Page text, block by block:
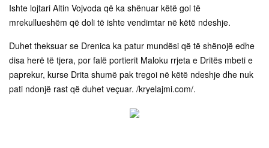
Ishte lojtari Altin Vojvoda që ka shënuar këtë gol të
mrekullueshëm që doli të ishte vendimtar në këtë ndeshje.
Duhet theksuar se Drenica ka patur mundësi që të shënojë edhe
disa herë të tjera, por falë portierit Maloku rrjeta e Dritës mbeti e
paprekur, kurse Drita shumë pak tregoi në këtë ndeshje dhe nuk
pati ndonjë rast që duhet veçuar. /kryelajmi.com/.